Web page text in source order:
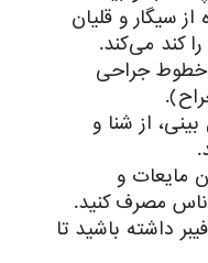
بینی حداقل ۱ ماه از سیگار و قلیان
را کند می‌کند.
خطوط جراحی
بینی، از شنا و
مایعات و
مصرف کنید.
داشته باشید تا